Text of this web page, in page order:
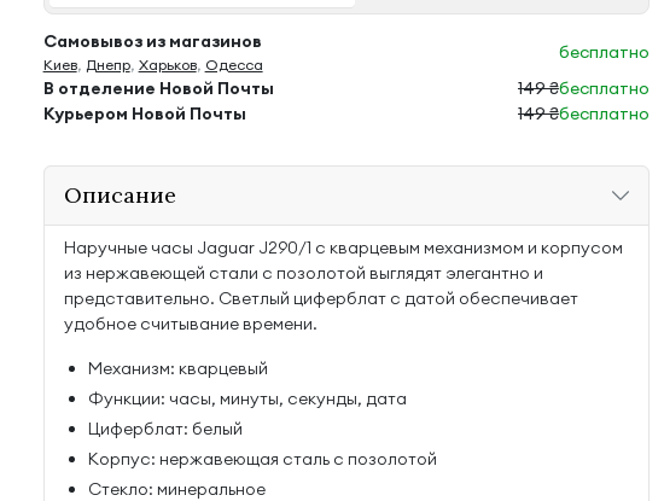
Самовывоз из магазинов
Киев, Днепр, Харьков, Одесса
бесплатно
В отделение Новой Почты
149 ₴бесплатно
Курьером Новой Почты
149 ₴бесплатно
Описание
Наручные часы Jaguar J290/1 с кварцевым механизмом и корпусом
из нержавеющей стали с позолотой выглядят элегантно и
представительно. Светлый циферблат с датой обеспечивает
удобное считывание времени.
Механизм: кварцевый
Функции: часы, минуты, секунды, дата
Циферблат: белый
Корпус: нержавеющая сталь с позолотой
Стекло: минеральное